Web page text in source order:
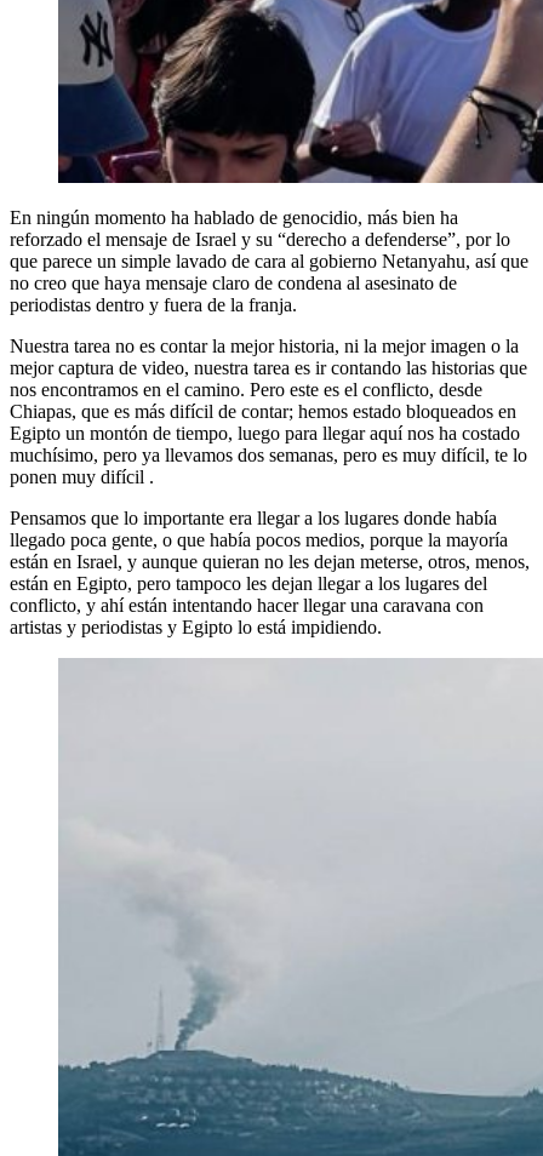
En ningún momento ha hablado de genocidio, más bien ha
reforzado el mensaje de Israel y su “derecho a defenderse”, por lo
que parece un simple lavado de cara al gobierno Netanyahu, así que
no creo que haya mensaje claro de condena al asesinato de
periodistas dentro y fuera de la franja.
Nuestra tarea no es contar la mejor historia, ni la mejor imagen o la
mejor captura de video, nuestra tarea es ir contando las historias que
nos encontramos en el camino. Pero este es el conflicto, desde
Chiapas, que es más difícil de contar; hemos estado bloqueados en
Egipto un montón de tiempo, luego para llegar aquí nos ha costado
muchísimo, pero ya llevamos dos semanas, pero es muy difícil, te lo
ponen muy difícil .
Pensamos que lo importante era llegar a los lugares donde había
llegado poca gente, o que había pocos medios, porque la mayoría
están en Israel, y aunque quieran no les dejan meterse, otros, menos,
están en Egipto, pero tampoco les dejan llegar a los lugares del
conflicto, y ahí están intentando hacer llegar una caravana con
artistas y periodistas y Egipto lo está impidiendo.